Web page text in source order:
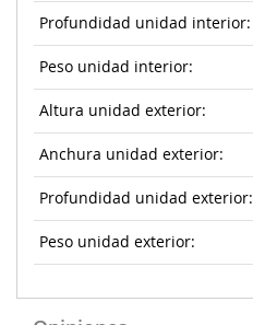
Profundidad unidad interior:
Peso unidad interior:
Altura unidad exterior:
Anchura unidad exterior:
Profundidad unidad exterior:
Peso unidad exterior: